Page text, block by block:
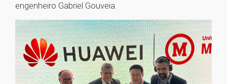
engenheiro Gabriel Gouveia.